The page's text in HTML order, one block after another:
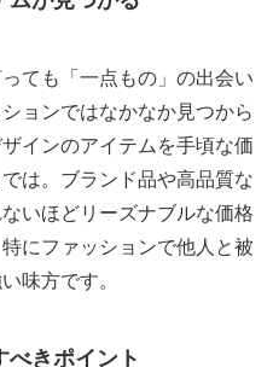
ても「一点もの」の出会い
ョンではなかなか見つから
インのアイテムを手頃な価
は。ブランド品や高品質な
いほどリーズナブルな価格
にファッションで他人と被
味方です。
べきポイント